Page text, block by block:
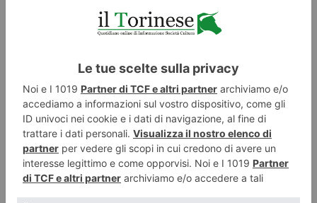
Monfortinjazz chiude con più di 5mila presenze
ILTORINESE POST RECENTI